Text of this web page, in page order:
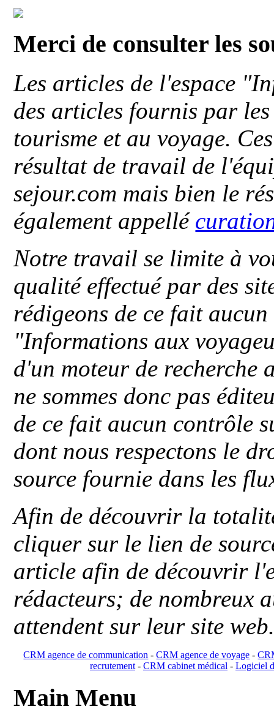
Merci de consulter les
Les articles de l'espace
des articles fournis par
tourisme et au voyage.
résultat de travail de
sejour.com mais bien le
également appellé
Notre travail se limite à
qualité effectué par des
rédigeons de ce fait
"Informations aux
d'un moteur de recherche
ne sommes donc pas
de ce fait aucun contrôle
dont nous respectons le
source fournie dans les
Afin de découvrir la
cliquer sur le lien de
article afin de découvrir
rédacteurs; de nombreux
attendent sur leur site
CRM agence de communication -CRM agence de voyage -
recrutement- CRM cabinet médical- Logiciel
Main Menu